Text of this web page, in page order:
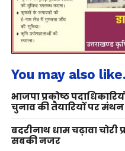
You may also
भाजपा प्रकोष्ठ
चुनाव की तैयारियों पर मंथन
बदरीनाथ धाम चढ़ावा
सबकी नजर